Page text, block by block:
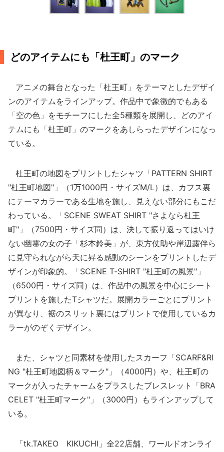
どのアイテムにも「杜王町」のマーク
アニメの舞台となった「杜王町」をテーマとしたデザイ
ンのアイテムをラインアップ。作品中で象徴的でもある
「空の色」をモチーフにした全5種類を展開し、どのアイ
テムにも「杜王町」のマークをあしらったデザインになっ
ている。
杜王町の地図をプリントしたシャツ「PATTERN SHIRT
"杜王町地図"」（1万1000円・サイズM/L）は、カフス裏
にテーマカラーである生地を施し、見えない部分にもこだ
わっている。「SCENE SWEAT SHIRT "さよなら杜王
町"」（7500円・サイズ同）は、決して振り返ってはいけ
ない幽霊の女の子「杉本鈴美」が、東方仗助や岸辺露伴ら
に見守られながら天に昇る感動のシーンをプリントしたデ
ザインが印象的。「SCENE T-SHIRT "杜王町の風景"」
（6500円・サイズ同）は、作品中の風景を中心にシート
プリントを施したTシャツだ。展開カラーごとにプリント
が異なり、裾のスリット裏にはプリントで使用しているカ
ラーがのぞくデザイン。
また、シャツと同素材を使用したスカーフ「SCARF&RI
NG "杜王町地図柄＆マーク"」（4000円）や、杜王町の
マークが入ったチャームをプラスしたブレスレット「BRA
CELET "杜王町マーク"」（3000円）もラインアップして
いる。
「tk.TAKEO KIKUCHI」全22店舗、ワールドオンライ